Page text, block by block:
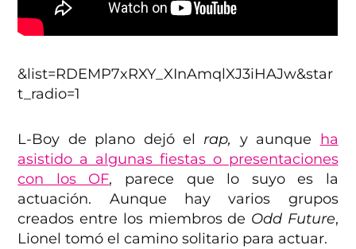
&list=RDEMP7xRXY_XInAmqlXJ3iHAJw&star
t_radio=1
L-Boy de plano dejó el rap, y aunque ha
asistido a algunas fiestas o presentaciones
con los OF, parece que lo suyo es la
actuación. Aunque hay varios grupos
creados entre los miembros de Odd Future,
Lionel tomó el camino solitario para actuar.